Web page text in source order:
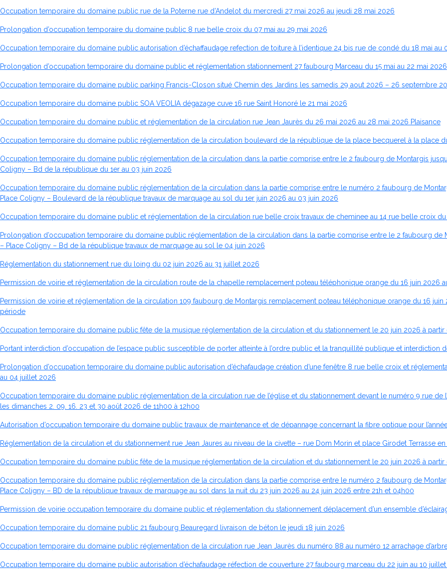
Occupation temporaire du domaine public rue de la Poterne rue d’Andelot du mercredi 27 mai 2026 au jeudi 28 mai 2026
Prolongation d’occupation temporaire du domaine public 8 rue belle croix du 07 mai au 29 mai 2026
Occupation temporaire du domaine public autorisation d’échaffaudage refection de toiture à l’identique 24 bis rue de condé du 18 mai au
Prolongation d’occupation temporaire du domaine public et réglementation stationnement 27 faubourg Marceau du 15 mai au 22 mai 2026
Occupation temporaire du domaine public parking Francis-Closon situé Chemin des Jardins les samedis 29 aout 2026 – 26 septembre
Occupation temporaire du domaine public SOA VEOLIA dégazage cuve 16 rue Saint Honoré le 21 mai 2026
Occupation temporaire du domaine public et réglementation de la circulation rue Jean Jaurès du 26 mai 2026 au 28 mai 2026 Plaisance
Occupation temporaire du domaine public réglementation de la circulation boulevard de la république de la place becquerel à la place
Occupation temporaire du domaine public réglementation de la circulation dans la partie comprise entre le 2 faubourg de Montargis
Coligny – Bd de la république du 1er au 03 juin 2026
Occupation temporaire du domaine public réglementation de la circulation dans la partie comprise entre le numéro 2 faubourg de
Place Coligny – Boulevard de la république travaux de marquage au sol du 1er juin 2026 au 03 juin 2026
Occupation temporaire du domaine public et réglementation de la circulation rue belle croix travaux de cheminee au 14 rue belle croix
Prolongation d’occupation temporaire du domaine public réglementation de la circulation dans la partie comprise entre le 2 faubourg de
– Place Coligny – Bd de la république travaux de marquage au sol le 04 juin 2026
Réglementation du stationnement rue du loing du 02 juin 2026 au 31 juillet 2026
Permission de voirie et réglementation de la circulation route de la chapelle remplacement poteau téléphonique orange du 16 juin 2026
Permission de voirie et réglementation de la circulation 109 faubourg de Montargis remplacement poteau téléphonique orange du 16
période
Occupation temporaire du domaine public fête de la musique réglementation de la circulation et du stationnement le 20 juin 2026 à partir
Portant interdiction d’occupation de l’espace public susceptible de porter atteinte à l’ordre public et la tranquillité publique et
Prolongation d’occupation temporaire du domaine public autorisation d’échafaudage création d’une fenêtre 8 rue belle croix et
au 04 juillet 2026
Occupation temporaire du domaine public réglementation de la circulation rue de l’église et du stationnement devant le numéro 9 rue de
les dimanches 2. 09. 16. 23 et 30 août 2026 de 11h00 à 12h00
Autorisation d’occupation temporaire du domaine public travaux de maintenance et de dépannage concernant la fibre optique pour
Réglementation de la circulation et du stationnement rue Jean Jaures au niveau de la civette – rue Dom Morin et place Girodet Terrasse
Occupation temporaire du domaine public fête de la musique réglementation de la circulation et du stationnement le 20 juin 2026 à partir
Occupation temporaire du domaine public réglementation de la circulation dans la partie comprise entre le numéro 2 faubourg de
Place Coligny – BD de la république travaux de marquage au sol dans la nuit du 23 juin 2026 au 24 juin 2026 entre 21h et 04h00
Permission de voirie occupation temporaire du domaine public et réglementation du stationnement déplacement d’un ensemble
Occupation temporaire du domaine public 21 faubourg Beauregard livraison de béton le jeudi 18 juin 2026
Occupation temporaire du domaine public réglementation de la circulation rue Jean Jaurès du numéro 88 au numéro 12 arrachage
Occupation temporaire du domaine public autorisation d’échafaudage réfection de couverture 27 faubourg marceau du 22 juin au 10